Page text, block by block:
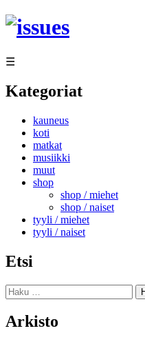
Siirry
sisältöön
☰
Kategoriat
kauneus
koti
matkat
musiikki
muut
shop
shop / miehet
shop / naiset
tyyli / miehet
tyyli / naiset
Etsi
Haku:
Arkisto